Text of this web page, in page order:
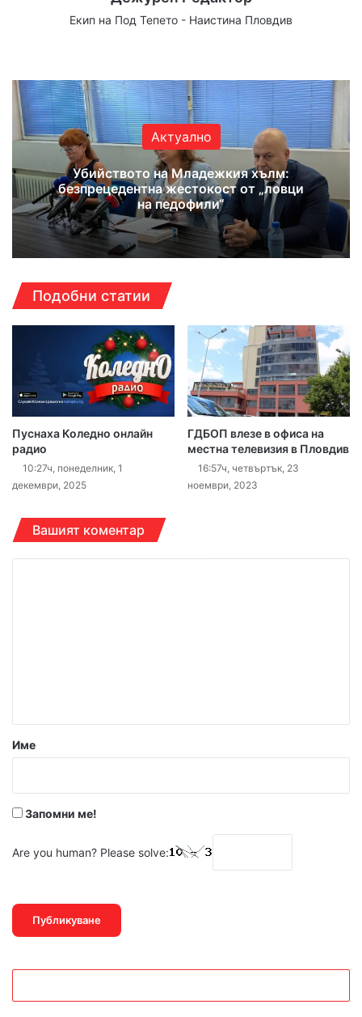
Екип на Под Тепето - Наистина Пловдив
Актуално
Убийството на Младежкия хълм:
безпрецедентна жестокост от „ловци
на педофили“
Подобни статии
Пуснаха Коледно онлайн
радио
10:27ч, понеделник, 1
декември, 2025
ГДБОП влезе в офиса на
местна телевизия в Пловдив
16:57ч, четвъртък, 23
ноември, 2023
Вашият коментар
р
Име
Запомни ме!
Are you human? Please solve: